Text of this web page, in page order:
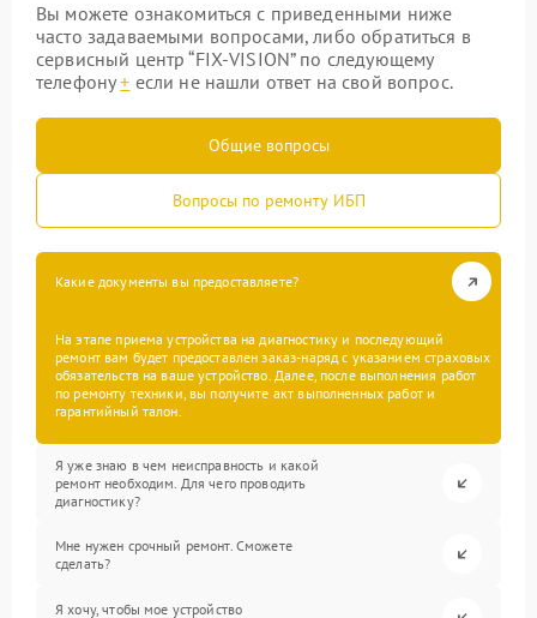
Вы можете ознакомиться с приведенными ниже
часто задаваемыми вопросами, либо обратиться в
сервисный центр “FIX-VISION” по следующему
телефону+ если не нашли ответ на свой вопрос.
Общие вопросы
Вопросы по ремонту ИБП
Какие документы вы предоставляете?
На этапе приема устройства на диагностику и последующий
ремонт вам будет предоставлен заказ-наряд с указанием страховых
обязательств на ваше устройство. Далее, после выполнения работ
по ремонту техники, вы получите акт выполненных работ и
гарантийный талон.
Я уже знаю в чем неисправность и какой
ремонт необходим. Для чего проводить
диагностику?
Мне нужен срочный ремонт. Сможете
сделать?
Я хочу, чтобы мое устройство